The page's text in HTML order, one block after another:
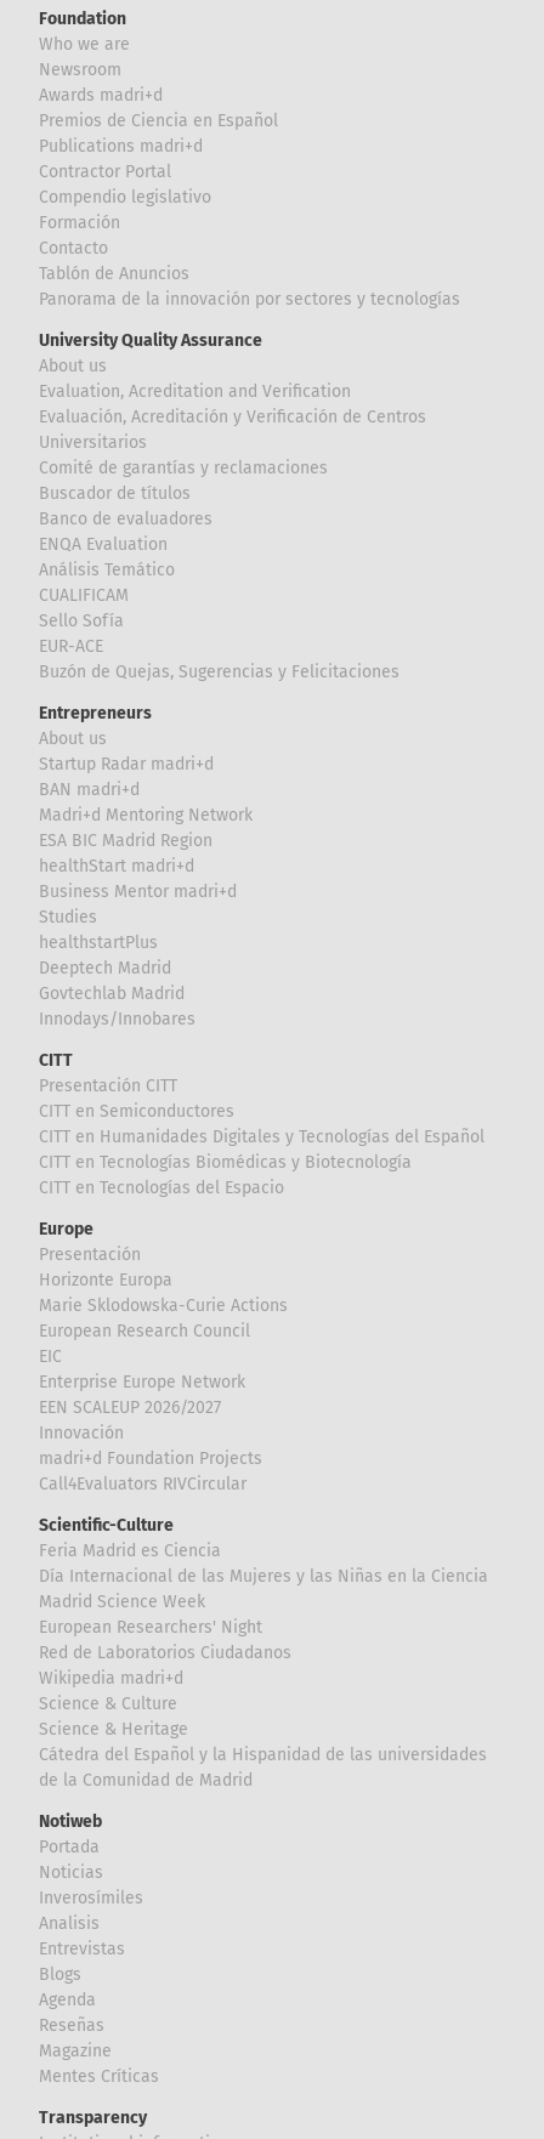
Foundation
Who we are
Newsroom
Awards madri+d
Premios de Ciencia en Español
Publications madri+d
Contractor Portal
Compendio legislativo
Formación
Contacto
Tablón de Anuncios
Panorama de la innovación por sectores y tecnologías
University Quality Assurance
About us
Evaluation, Acreditation and Verification
Evaluación, Acreditación y Verificación de Centros
Universitarios
Comité de garantías y reclamaciones
Buscador de títulos
Banco de evaluadores
ENQA Evaluation
Análisis Temático
CUALIFICAM
Sello Sofía
EUR-ACE
Buzón de Quejas, Sugerencias y Felicitaciones
Entrepreneurs
About us
Startup Radar madri+d
BAN madri+d
Madri+d Mentoring Network
ESA BIC Madrid Region
healthStart madri+d
Business Mentor madri+d
Studies
healthstartPlus
Deeptech Madrid
Govtechlab Madrid
Innodays/Innobares
CITT
Presentación CITT
CITT en Semiconductores
CITT en Humanidades Digitales y Tecnologías del Español
CITT en Tecnologías Biomédicas y Biotecnología
CITT en Tecnologías del Espacio
Europe
Presentación
Horizonte Europa
Marie Sklodowska-Curie Actions
European Research Council
EIC
Enterprise Europe Network
EEN SCALEUP 2026/2027
Innovación
madri+d Foundation Projects
Call4Evaluators RIVCircular
Scientific-Culture
Feria Madrid es Ciencia
Día Internacional de las Mujeres y las Niñas en la Ciencia
Madrid Science Week
European Researchers' Night
Red de Laboratorios Ciudadanos
Wikipedia madri+d
Science & Culture
Science & Heritage
Cátedra del Español y la Hispanidad de las universidades
de la Comunidad de Madrid
Notiweb
Portada
Noticias
Inverosímiles
Analisis
Entrevistas
Blogs
Agenda
Reseñas
Magazine
Mentes Críticas
Transparency